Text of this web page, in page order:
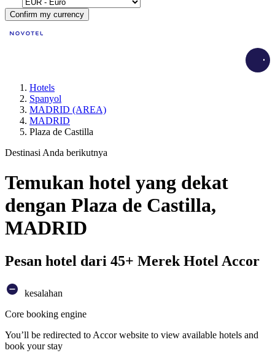
Confirm my currency
Hotels
Spanyol
MADRID (AREA)
MADRID
Plaza de Castilla
Destinasi Anda berikutnya
Temukan hotel yang dekat
dengan Plaza de Castilla,
MADRID
Pesan hotel dari 45+ Merek Hotel Accor
kesalahan
Core booking engine
You’ll be redirected to Accor website to view available hotels and
book your stay